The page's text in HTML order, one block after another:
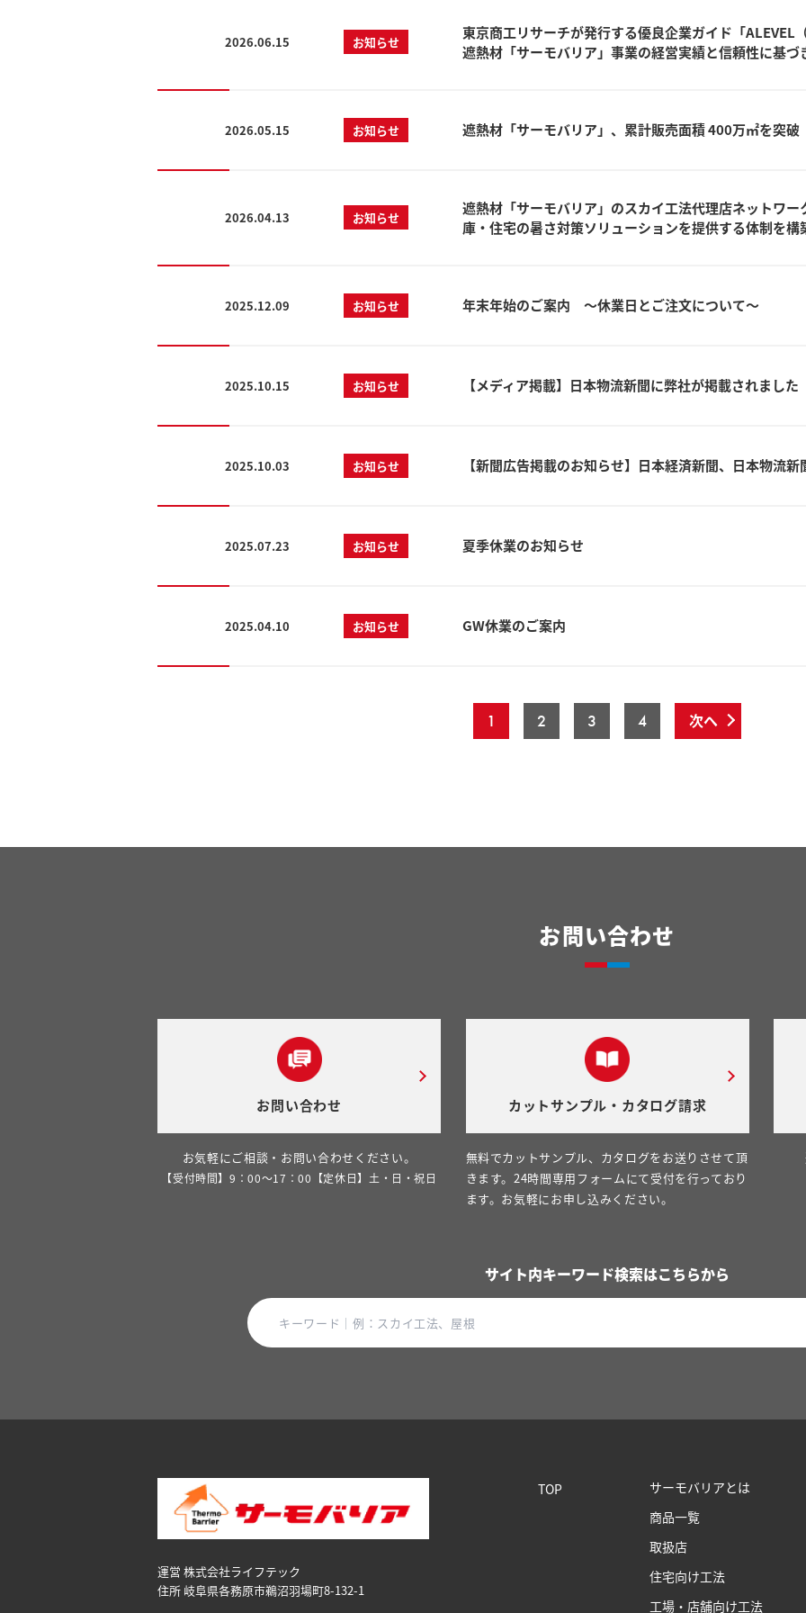
2026.06.15 お知らせ
東京商工リサーチが発行する優良企業ガイド「ALEVEL
遮熱材「サーモバリア」事業の経営実績と信頼性に基づ
2026.05.15 お知らせ 遮熱材「サーモバリア」、累計販売面積 400万㎡を突破
2026.04.13 お知らせ
遮熱材「サーモバリア」のスカイ工法代理店ネットワ
庫・住宅の暑さ対策ソリューションを提供する体制を構
2025.12.09 お知らせ 年末年始のご案内 ～休業日とご注文について～
2025.10.15 お知らせ 【メディア掲載】日本物流新聞に弊社が掲載されました
2025.10.03 お知らせ 【新聞広告掲載のお知らせ】日本経済新聞、日本物流
2025.07.23 お知らせ 夏季休業のお知らせ
2025.04.10 お知らせ GW休業のご案内
1 2 3 4 次へ
お問い合わせ
お問い合わせ
お気軽にご相談・お問い合わせください。
【受付時間】9：00～17：00【定休日】土・日・祝日
カットサンプル・カタログ請求
無料でカットサンプル、カタログをお送りさせて頂
きます。24時間専用フォームにて受付を行っており
ます。お気軽にお申し込みください。
サイト内キーワード検索はこちらから
運営 株式会社ライフテック
住所 岐阜県各務原市鵜沼⽻場町8-132-1
TOP
サーモバリアとは
商品一覧
取扱店
住宅向け工法
工場・店舗向け工法